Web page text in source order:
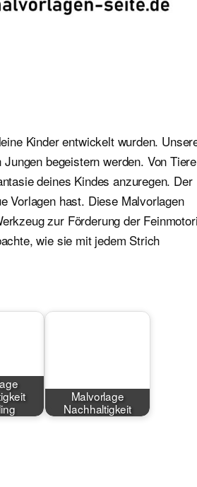
Kinder entwickelt wurden.
begeistern werden. Von
deines Kindes anzuregen. Der
Vorlagen hast. Diese Malvorlagen
zur Förderung der
wie sie mit jedem Strich
Malvorlage
Nachhaltigkeit